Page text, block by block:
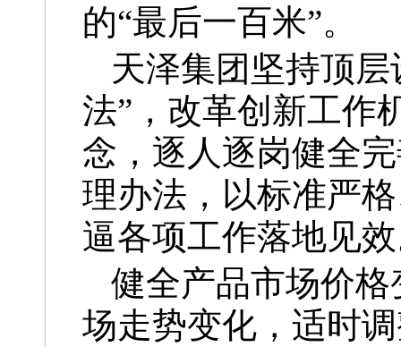
的“最后一百米”。
天泽集团坚持顶
法”，改革创新工作
念，逐人逐岗健全
理办法，以标准严
逼各项工作落地见
健全产品市场价
场走势变化，适时